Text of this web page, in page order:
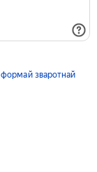
формай зваротнай